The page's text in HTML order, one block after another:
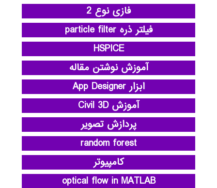
فازی نوع 2
فیلتر ذره particle filter
HSPICE
آموزش نوشتن مقاله
ابزار App Designer
آموزش Civil 3D
پردازش تصویر
random forest
کامپیوتر
optical flow in MATLAB